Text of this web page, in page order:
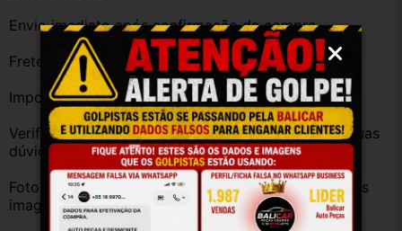
Envio imediato após confirmação da compra
Frete grátis para diversas regiões do Brasil
Importante
Verifique a compatibilidade com seu veículo. Tire suas
dúvidas no campo de perguntas!
Fotos reais do produto. Peça exatamente igual à das
imagens.